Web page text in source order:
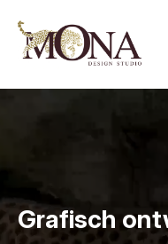
Grafisch